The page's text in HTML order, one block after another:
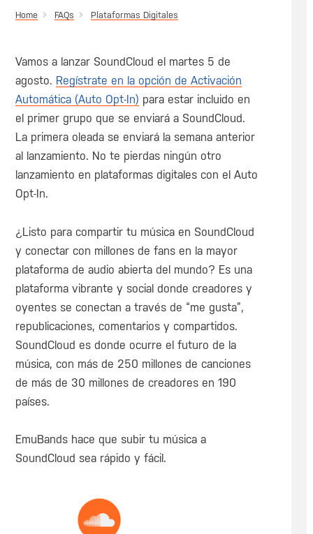
Home Plataformas Digitales
Vamos a lanzar SoundCloud el martes 5 de
agosto. Regístrate en la opción de Activación
Automática (Auto Opt-In) para estar incluido en
el primer grupo que se enviará a SoundCloud.
La primera oleada se enviará la semana anterior
al lanzamiento. No te pierdas ningún otro
lanzamiento en plataformas digitales con el Auto
Opt-In.
¿Listo para compartir tu música en SoundCloud
y conectar con millones de fans en la mayor
plataforma de audio abierta del mundo? Es una
plataforma vibrante y social donde creadores y
oyentes se conectan a través de “me gusta”,
republicaciones, comentarios y compartidos.
SoundCloud es donde ocurre el futuro de la
música, con más de 250 millones de canciones
de más de 30 millones de creadores en 190
países.
EmuBands hace que subir tu música a
SoundCloud sea rápido y fácil.